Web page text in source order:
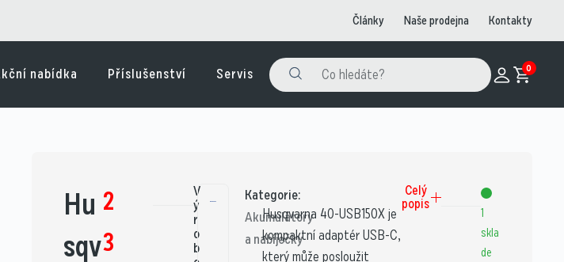
Články Naše prodejna Kontakty
nabídka Příslušenství Servis 0
Hu
sqv
2
3
V
ý
r
o
b
Kategorie:
Akumulátory
a nabíječky
Husqvarna 40-USB150X je
kompaktní adaptér USB-C,
který může posloužit
Celý
popis
1
skla
de